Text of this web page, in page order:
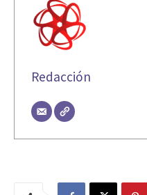
Redacción